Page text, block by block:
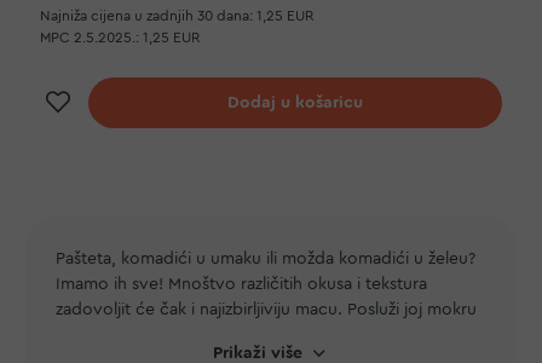
Najniža cijena u zadnjih 30 dana: 1,25 EUR
MPC 2.5.2025.: 1,25 EUR
Dodaj na listu želja
Dodaj u košaricu
Pašteta, komadići u umaku ili možda komadići u želeu?
Imamo ih sve! Mnoštvo različitih okusa i tekstura
zadovoljit će čak i najizbirljiviju macu. Posluži joj mokru
Prikaži više